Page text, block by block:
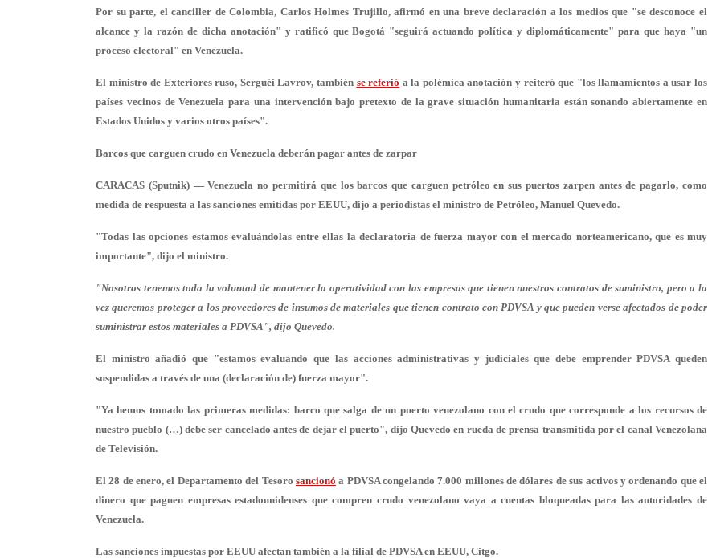
Por su parte, el canciller de Colombia, Carlos Holmes Trujillo, afirmó en una breve declaración a los medios que "se desconoce el
alcance y la razón de dicha anotación" y ratificó que Bogotá "seguirá actuando política y diplomáticamente" para que haya "un
proceso electoral" en Venezuela.
El ministro de Exteriores ruso, Serguéi Lavrov, también se referió a la polémica anotación y reiteró que "los llamamientos a usar los
países vecinos de Venezuela para una intervención bajo pretexto de la grave situación humanitaria están sonando abiertamente en
Estados Unidos y varios otros países".
Barcos que carguen crudo en Venezuela deberán pagar antes de zarpar
CARACAS (Sputnik) — Venezuela no permitirá que los barcos que carguen petróleo en sus puertos zarpen antes de pagarlo, como
medida de respuesta a las sanciones emitidas por EEUU, dijo a periodistas el ministro de Petróleo, Manuel Quevedo.
"Todas las opciones estamos evaluándolas entre ellas la declaratoria de fuerza mayor con el mercado norteamericano, que es muy
importante", dijo el ministro.
"Nosotros tenemos toda la voluntad de mantener la operatividad con las empresas que tienen nuestros contratos de suministro, pero a la
vez queremos proteger a los proveedores de insumos de materiales que tienen contrato con PDVSA y que pueden verse afectados de poder
suministrar estos materiales a PDVSA", dijo Quevedo.
El ministro añadió que "estamos evaluando que las acciones administrativas y judiciales que debe emprender PDVSA queden
suspendidas a través de una (declaración de) fuerza mayor".
"Ya hemos tomado las primeras medidas: barco que salga de un puerto venezolano con el crudo que corresponde a los recursos de
nuestro pueblo (…) debe ser cancelado antes de dejar el puerto", dijo Quevedo en rueda de prensa transmitida por el canal Venezolana
de Televisión.
El 28 de enero, el Departamento del Tesoro sancionó a PDVSA congelando 7.000 millones de dólares de sus activos y ordenando que el
dinero que paguen empresas estadounidenses que compren crudo venezolano vaya a cuentas bloqueadas para las autoridades de
Venezuela.
Las sanciones impuestas por EEUU afectan también a la filial de PDVSA en EEUU, Citgo.